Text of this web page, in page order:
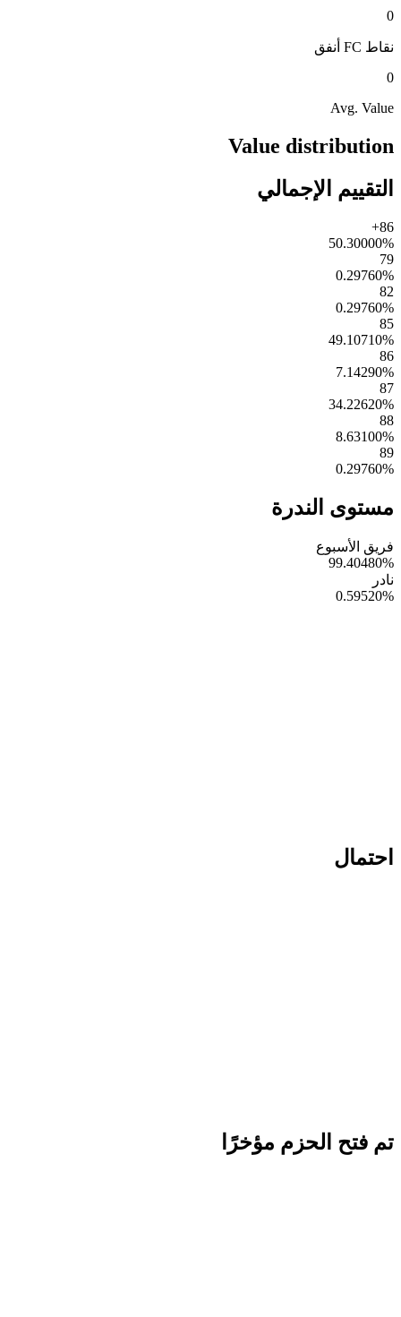
0
نقاط FC
أنفق
0
Avg. Value
Value distribution
التقييم الإجمالي
86+
50.30000%
79
0.29760%
82
0.29760%
85
49.10710%
86
7.14290%
87
34.22620%
88
8.63100%
89
0.29760%
مستوى الندرة
فريق الأسبوع
99.40480%
نادر
0.59520%
احتمال
تم فتح الحزم مؤخرًا